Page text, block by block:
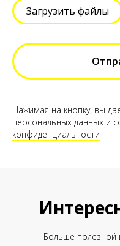
Загрузить файлы
Нажимая на кнопку, вы
персональных данных и
конфиденциальности
Больше